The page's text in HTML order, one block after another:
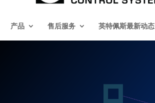
产品 售后服务 英特佩斯最新动态